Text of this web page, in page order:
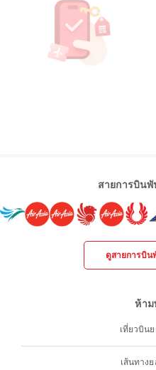
สายการบิน
ดูสายการบิน
ห้าม
เที่ยวบิน
เส้นทาง